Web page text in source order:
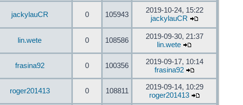
jackylauCR 0 105943
2019-10-24, 15:22
jackylauCR
lin.wete 0 108586
2019-09-30, 21:37
lin.wete
frasina92 0 100356
2019-09-17, 10:14
frasina92
roger201413 0 108811
2019-09-14, 10:29
roger201413